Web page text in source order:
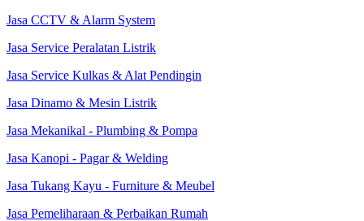
Jasa CCTV & Alarm System
Jasa Service Peralatan Listrik
Jasa Service Kulkas & Alat Pendingin
Jasa Dinamo & Mesin Listrik
Jasa Mekanikal - Plumbing & Pompa
Jasa Kanopi - Pagar & Welding
Jasa Tukang Kayu - Furniture & Meubel
Jasa Pemeliharaan & Perbaikan Rumah